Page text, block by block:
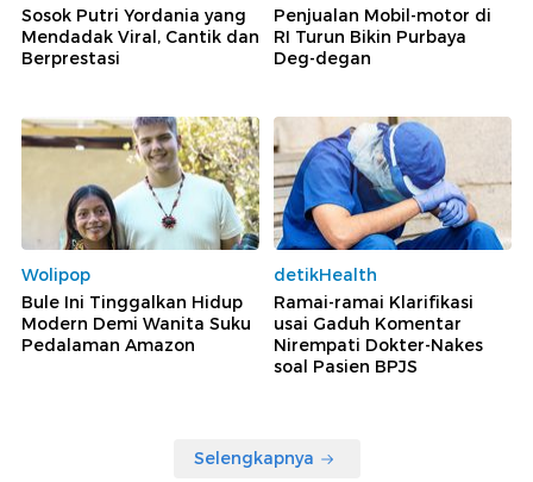
Sosok Putri Yordania yang
Mendadak Viral, Cantik dan
Berprestasi
Penjualan Mobil-motor di
RI Turun Bikin Purbaya
Deg-degan
Wolipop
Bule Ini Tinggalkan Hidup
Modern Demi Wanita Suku
Pedalaman Amazon
detikHealth
Ramai-ramai Klarifikasi
usai Gaduh Komentar
Nirempati Dokter-Nakes
soal Pasien BPJS
Selengkapnya